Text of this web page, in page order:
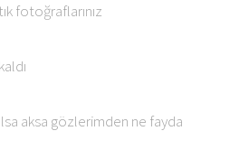
fotoğraflarınız
aksa gözlerimden ne fayda